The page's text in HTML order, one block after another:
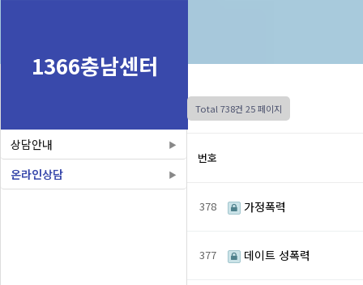
1366충남센터
상담안내
온라인상담
Total 738건 25 페이지
번호
378 가정폭력
377 데이트 성폭력